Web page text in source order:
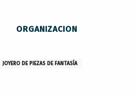
ORGANIZACION
JOYERO DE PIEZAS DE FANTASÍA